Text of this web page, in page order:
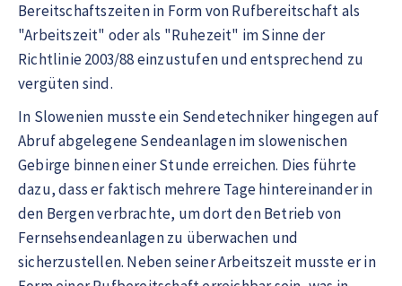
Bereitschaftszeiten in Form von Rufbereitschaft als
"Arbeitszeit" oder als "Ruhezeit" im Sinne der
Richtlinie 2003/88 einzustufen und entsprechend zu
vergüten sind.
In Slowenien musste ein Sendetechniker hingegen auf
Abruf abgelegene Sendeanlagen im slowenischen
Gebirge binnen einer Stunde erreichen. Dies führte
dazu, dass er faktisch mehrere Tage hintereinander in
den Bergen verbrachte, um dort den Betrieb von
Fernsehsendeanlagen zu überwachen und
sicherzustellen. Neben seiner Arbeitszeit musste er in